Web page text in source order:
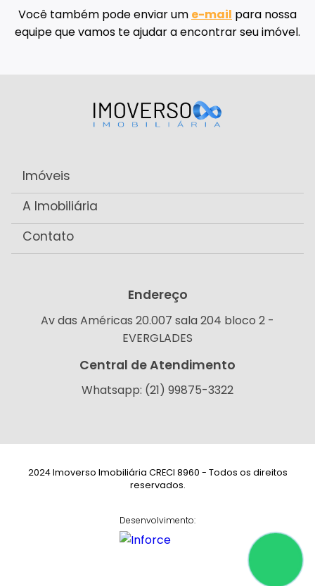
Você também pode enviar um e-mail para nossa
equipe que vamos te ajudar a encontrar seu imóvel.
Imóveis
A Imobiliária
Contato
Endereço
Av das Américas 20.007 sala 204 bloco 2 -
EVERGLADES
Central de Atendimento
Whatsapp: (21) 99875-3322
2024 Imoverso Imobiliária CRECI 8960 - Todos os direitos
reservados.
Desenvolvimento: